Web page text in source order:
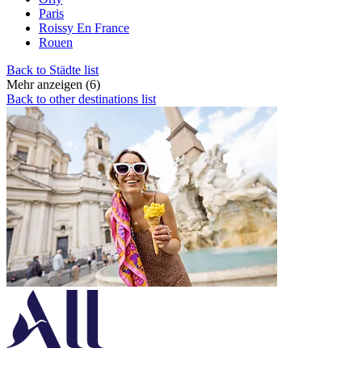
Paris
Roissy En France
Rouen
Back to Städte list
Mehr anzeigen (6)
Back to other destinations list